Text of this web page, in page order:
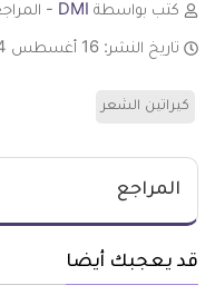
كتب بواسطة DMI
-
تاريخ النشر: 16 أغسطس 2014
كيراتين الشعر
المراجع
قد يعجبك أيضا